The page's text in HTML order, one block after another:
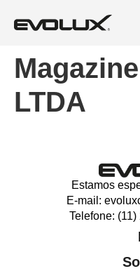
LTDA
Estamos
E-mail:
Telefone: